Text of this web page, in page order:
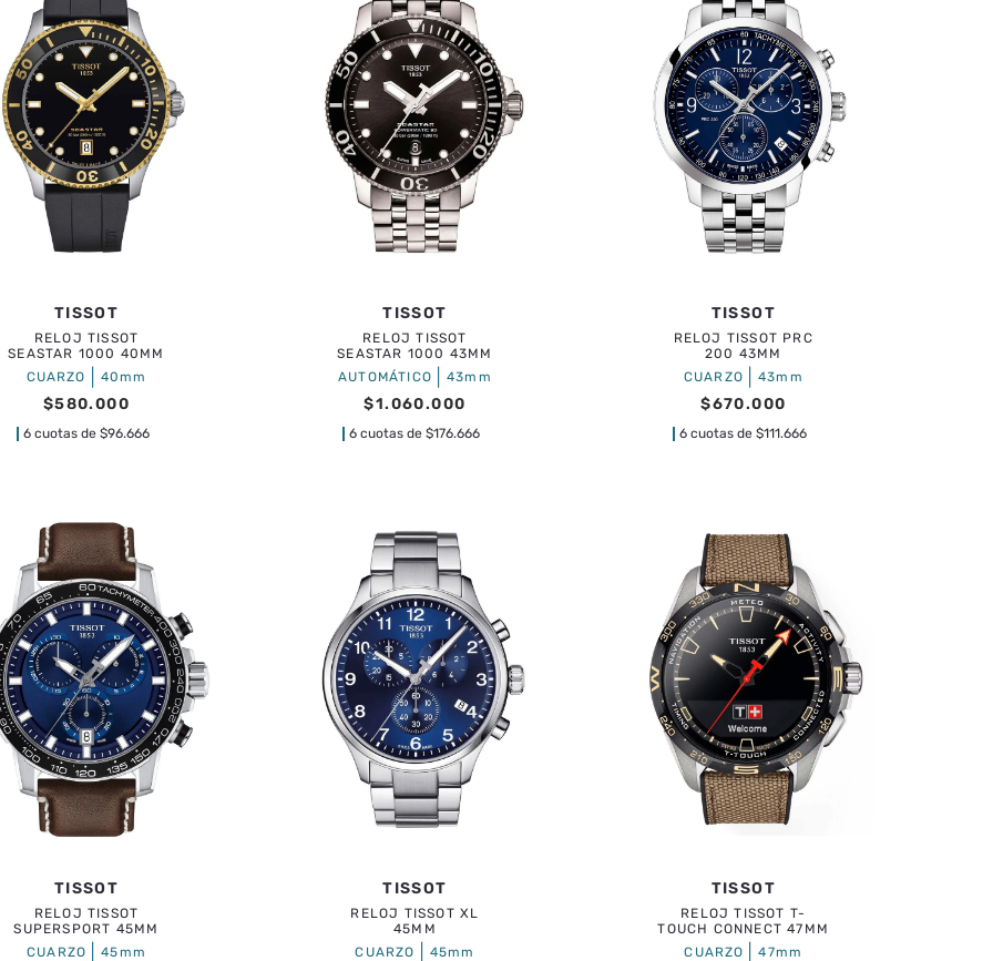
TISSOT
RELOJ TISSOT
SEASTAR 1000 40MM
CUARZO
40mm
$580.000
6 cuotas de $96.666
TISSOT
RELOJ TISSOT
SEASTAR 1000 43MM
AUTOMÁTICO
43mm
$1.060.000
6 cuotas de$176.666
TISSOT
RELOJ TISSOT PRC
200 43MM
CUARZO
43mm
$670.000
6 cuotas de$111.666
TISSOT
RELOJ TISSOT
SUPERSPORT 45MM
CUARZO
45mm
TISSOT
RELOJ TISSOT XL
45MM
CUARZO
45mm
TISSOT
RELOJ TISSOT T-
TOUCH CONNECT 47MM
CUARZO
47mm